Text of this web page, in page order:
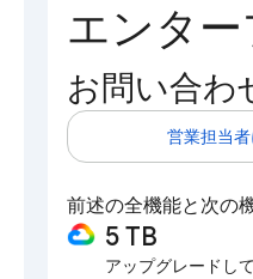
エンタ
お問い合わ
営業担当
前述の全機能と次の
5 TB
アップグレードし